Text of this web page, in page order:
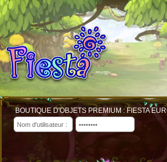
BOUTIQUE D'OBJETS PREMIUM : FIESTA